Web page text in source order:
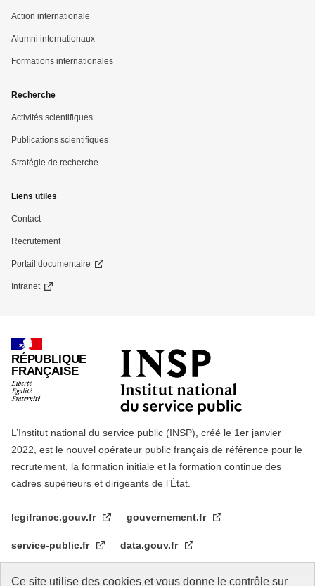
Ce site utilise des cookies et vous donne le contrôle sur
Action internationale
Alumni internationaux
Formations internationales
Recherche
Activités scientifiques
Publications scientifiques
Stratégie de recherche
Liens utiles
Contact
Recrutement
Portail documentaire
Intranet
RÉPUBLIQUE
FRANÇAISE
L’Institut national du service public (INSP), créé le 1er janvier
2022, est le nouvel opérateur public français de référence pour le
recrutement, la formation initiale et la formation continue des
cadres supérieurs et dirigeants de l’État.
legifrance.gouv.fr gouvernement.fr
service-public.fr data.gouv.fr